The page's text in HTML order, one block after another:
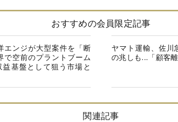
おすすめの会員限定記事
エンジが大型案件を「断
で空前のプラントブーム
益基盤として狙う市場と
ヤマト運輸、佐川
の兆しも...「顧客
関連記事